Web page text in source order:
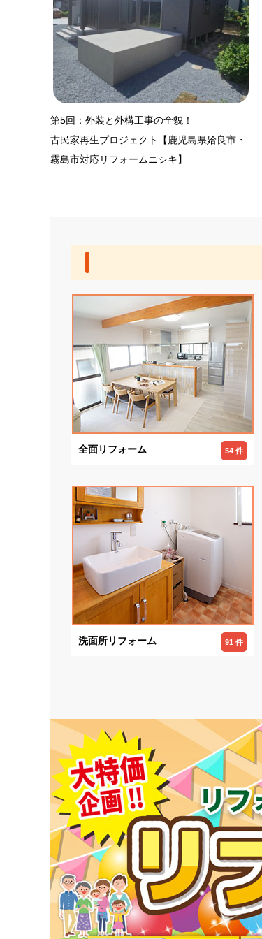
第5回：外装と外構工事の全貌！
古民家再生プロジェクト【鹿児島県姶良市・
霧島市対応リフォームニシキ】
全面リフォーム 54 件
洗面所リフォーム 91 件